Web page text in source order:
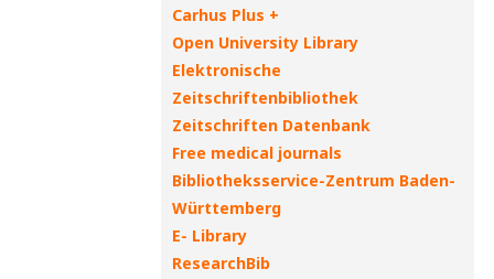
Carhus Plus +
Open University Library
Elektronische
Zeitschriftenbibliothek
Zeitschriften Datenbank
Free medical journals
Bibliotheksservice-Zentrum Baden-
Württemberg
E- Library
ResearchBib